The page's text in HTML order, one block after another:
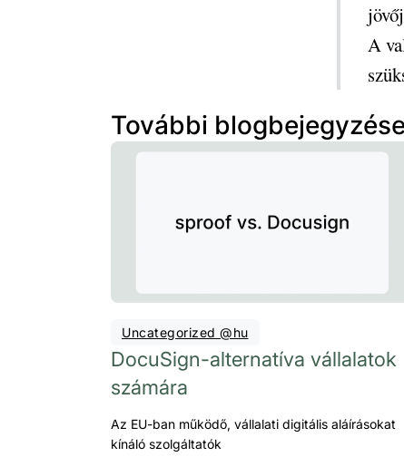
A
További
Uncategorized @hu
DocuSign-alternatíva vállalatok
számára
Az EU-ban működő, vállalati digitális aláírásokat
kínáló szolgáltatók